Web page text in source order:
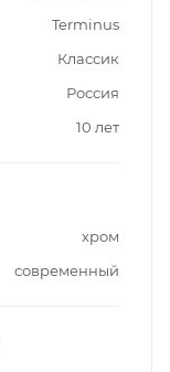
Terminus
Классик
Россия
10 лет
хром
современный